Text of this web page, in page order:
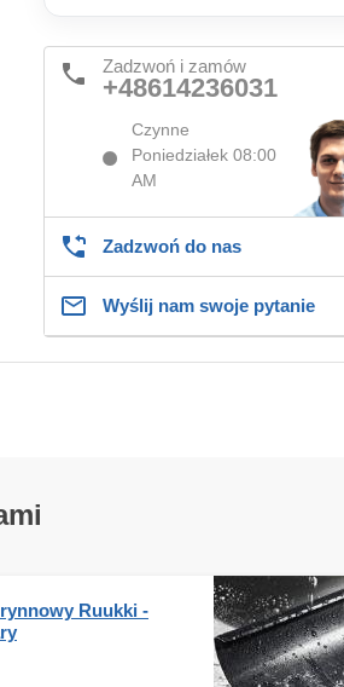
Zadzwoń i zamów
+48614236031
Czynne
Poniedziałek 08:00
AM
Zadzwoń do nas
Wyślij nam swoje pytanie
Ruukki -